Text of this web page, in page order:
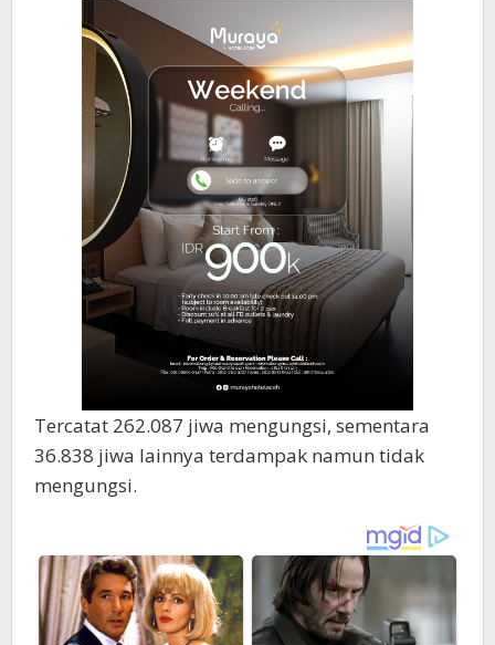
Tercatat 262.087 jiwa mengungsi, sementara
36.838 jiwa lainnya terdampak namun tidak
mengungsi.